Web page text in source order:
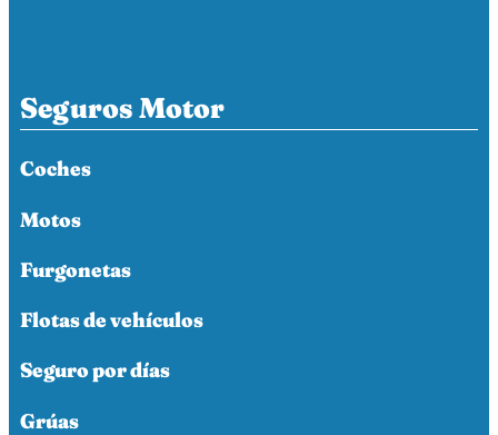
Seguros Motor
Coches
Motos
Furgonetas
Flotas de vehículos
Seguro por días
Grúas